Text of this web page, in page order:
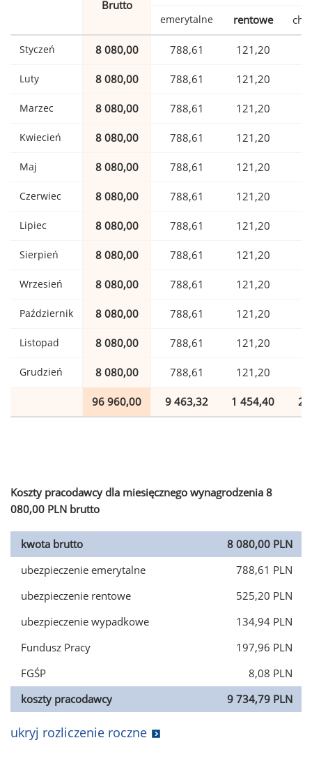
Brutto
emerytalne rentowe
Styczeń 8 080,00 788,61 121,20
Luty 8 080,00 788,61 121,20
Marzec 8 080,00 788,61 121,20
Kwiecień 8 080,00 788,61 121,20
Maj 8 080,00 788,61 121,20
Czerwiec 8 080,00 788,61 121,20
Lipiec 8 080,00 788,61 121,20
Sierpień 8 080,00 788,61 121,20
Wrzesień 8 080,00 788,61 121,20
Październik 8 080,00 788,61 121,20
Listopad 8 080,00 788,61 121,20
Grudzień 8 080,00 788,61 121,20
96 960,00 9 463,32 1 454,40 2
Koszty pracodawcy dla miesięcznego wynagrodzenia 8
080,00 PLN brutto
kwota brutto
8 080,00 PLN
ubezpieczenie emerytalne
788,61 PLN
ubezpieczenie rentowe
525,20 PLN
ubezpieczenie wypadkowe
134,94 PLN
Fundusz Pracy
197,96 PLN
FGŚP
8,08 PLN
koszty pracodawcy
9 734,79 PLN
ukryj rozliczenie roczne